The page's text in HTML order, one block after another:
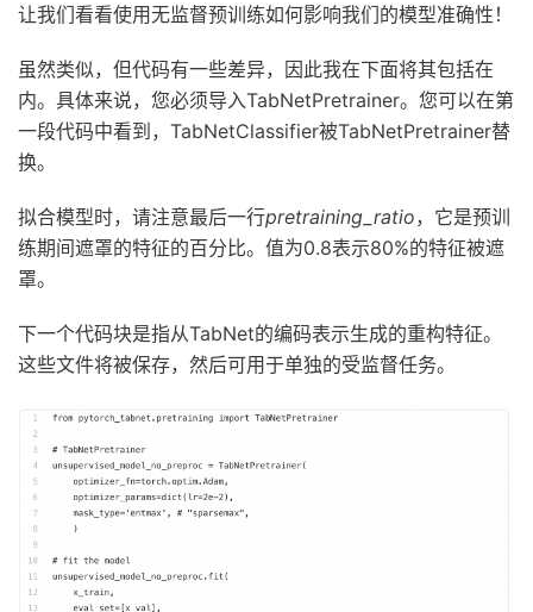
让我们看看使用无监督预训练如何影响我们的模型准确性！
虽然类似，但代码有一些差异，因此我在下面将其包括在
内。具体来说，您必须导入TabNetPretrainer。您可以在第
一段代码中看到，TabNetClassifier被TabNetPretrainer替
换。
拟合模型时，请注意最后一行pretraining_ratio，它是预训
练期间遮罩的特征的百分比。值为0.8表示80%的特征被遮
罩。
下一个代码块是指从TabNet的编码表示生成的重构特征。
这些文件将被保存，然后可用于单独的受监督任务。